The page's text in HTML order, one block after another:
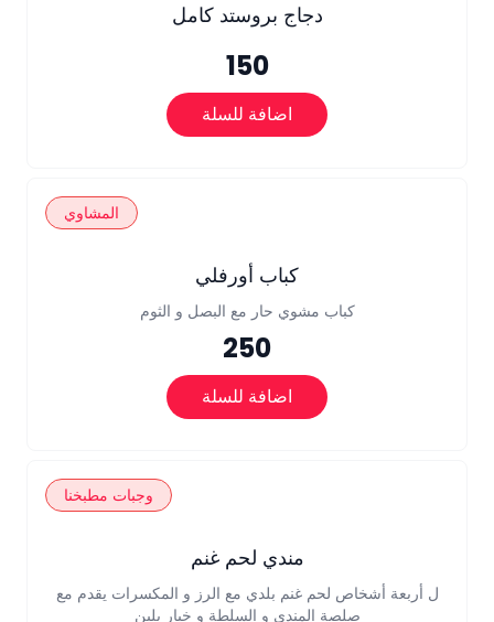
دجاج بروستد كامل
150
اضافة للسلة
المشاوي
كباب أورفلي
كباب مشوي حار مع البصل و الثوم
250
اضافة للسلة
وجبات مطبخنا
مندي لحم غنم
ل أربعة أشخاص لحم غنم بلدي مع الرز و المكسرات يقدم مع
صلصة المندي و السلطة و خيار بلبن